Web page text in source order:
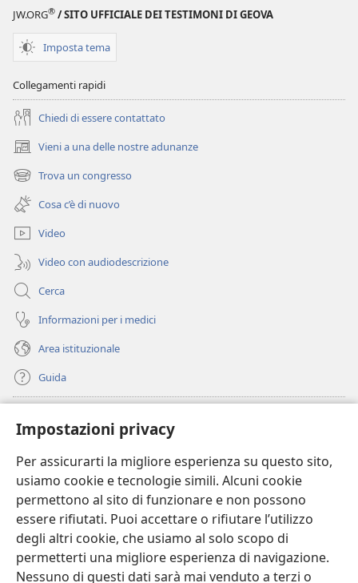
Impostazioni privacy
Per assicurarti la migliore esperienza su questo sito,
usiamo cookie e tecnologie simili. Alcuni cookie
permettono al sito di funzionare e non possono
essere rifiutati. Puoi accettare o rifiutare l’utilizzo
degli altri cookie, che usiamo al solo scopo di
permetterti una migliore esperienza di navigazione.
Nessuno di questi dati sarà mai venduto a terzi o
JW.ORG® / SITO UFFICIALE DEI TESTIMONI DI GEOVA
Imposta tema
Collegamenti rapidi
Chiedi di essere contattato
Vieni a una delle nostre adunanze
(apre
una
nuova
finestra)
Trova un congresso
(apre
una
nuova
finestra)
Cosa c’è di nuovo
Video
Video con audiodescrizione
Cerca
Informazioni per i medici
Area istituzionale
Guida
(apre
una
nuova
finestra)
BIBLIOTECA ONLINE Watchtower
(apre
una
nuova
finestra)
JW Hub
(apre
una
nuova
finestra)
JW Library
Watchtower Library®